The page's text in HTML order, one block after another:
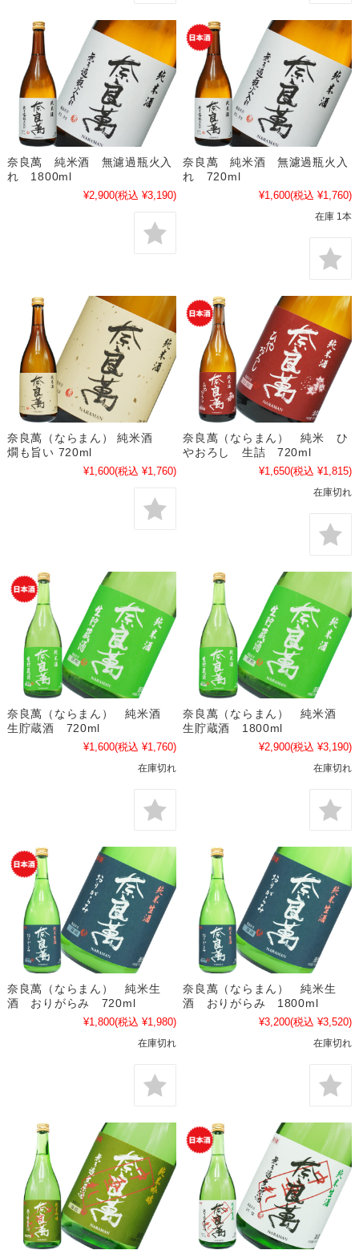
奈良萬 純米酒 無濾過瓶火入
れ 1800ml
¥2,900(税込 ¥3,190)
奈良萬 純米酒 無濾過瓶火入
れ 720ml
¥1,600(税込 ¥1,760)
在庫 1本
奈良萬（ならまん） 純米酒
燗も旨い 720ml
¥1,600(税込 ¥1,760)
奈良萬（ならまん） 純米 ひ
やおろし 生詰 720ml
¥1,650(税込 ¥1,815)
在庫切れ
奈良萬（ならまん） 純米酒
生貯蔵酒 720ml
¥1,600(税込 ¥1,760)
在庫切れ
奈良萬（ならまん） 純米酒
生貯蔵酒 1800ml
¥2,900(税込 ¥3,190)
在庫切れ
奈良萬（ならまん） 純米生
酒 おりがらみ 720ml
¥1,800(税込 ¥1,980)
在庫切れ
奈良萬（ならまん） 純米生
酒 おりがらみ 1800ml
¥3,200(税込 ¥3,520)
在庫切れ